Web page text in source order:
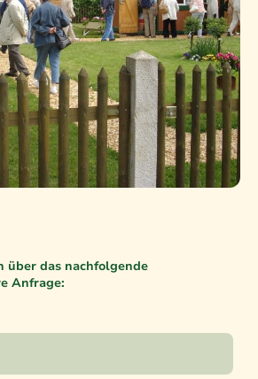
über das nachfolgende
Anfrage: